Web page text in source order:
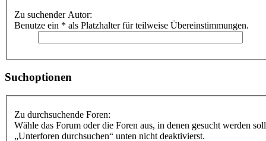
Zu suchender Autor:
Benutze ein * als Platzhalter für teilweise Übereinstimmungen.
Suchoptionen
Zu durchsuchende Foren:
Wähle das Forum oder die Foren aus, in denen gesucht werden
„Unterforen durchsuchen“ unten nicht deaktivierst.